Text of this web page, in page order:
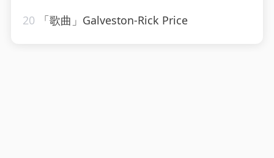
20 「歌曲」Galveston-Rick Price